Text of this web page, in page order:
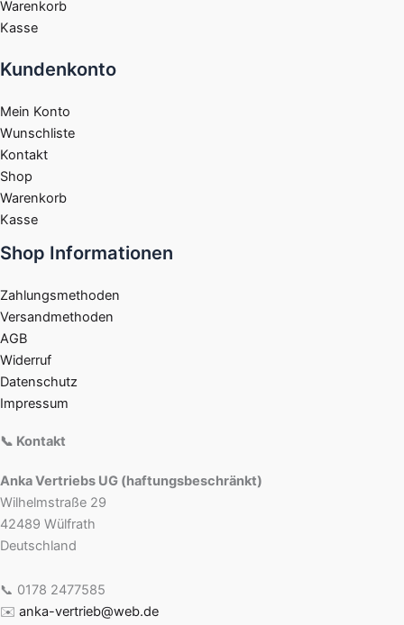
Warenkorb
Kasse
Kundenkonto
Mein Konto
Wunschliste
Kontakt
Shop
Warenkorb
Kasse
Shop Informationen
Zahlungsmethoden
Versandmethoden
AGB
Widerruf
Datenschutz
Impressum
📞 Kontakt
Anka Vertriebs UG (haftungsbeschränkt)
Wilhelmstraße 29
42489 Wülfrath
Deutschland
📞 0178 2477585
✉️ anka-vertrieb@web.de